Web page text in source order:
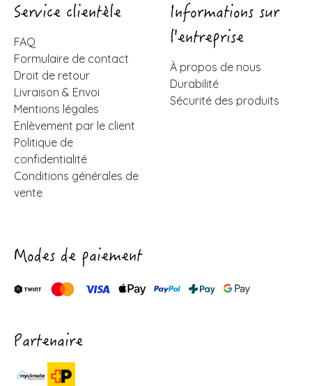
Service clientèle
FAQ
Formulaire de contact
Droit de retour
Livraison & Envoi
Mentions légales
Enlèvement par le client
Politique de
confidentialité
Conditions générales de
vente
Informations sur
l'entreprise
À propos de nous
Durabilité
Sécurité des produits
Modes de paiement
Partenaire